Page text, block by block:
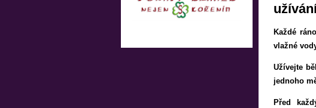
Každé
vlažné
Užívejte
jednoho
Před